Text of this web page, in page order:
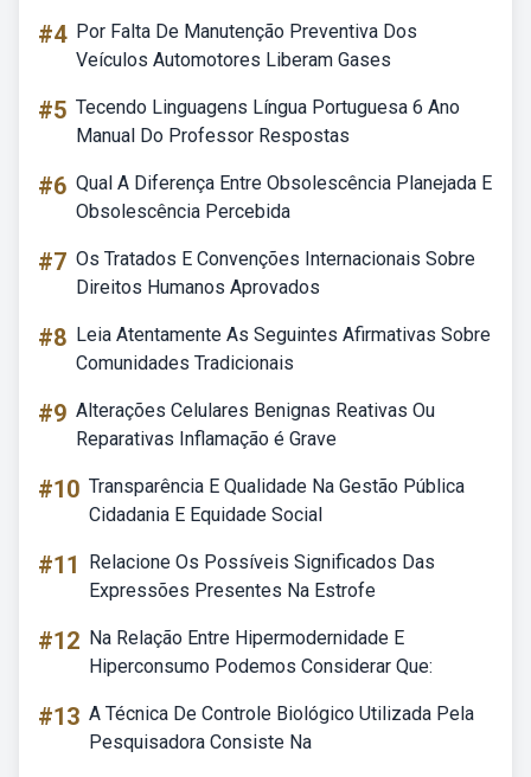
#4 Por Falta De Manutenção Preventiva Dos
Veículos Automotores Liberam Gases
#5 Tecendo Linguagens Língua Portuguesa 6 Ano
Manual Do Professor Respostas
#6 Qual A Diferença Entre Obsolescência Planejada E
Obsolescência Percebida
#7 Os Tratados E Convenções Internacionais Sobre
Direitos Humanos Aprovados
#8 Leia Atentamente As Seguintes Afirmativas Sobre
Comunidades Tradicionais
#9 Alterações Celulares Benignas Reativas Ou
Reparativas Inflamação é Grave
#10 Transparência E Qualidade Na Gestão Pública
Cidadania E Equidade Social
#11
Relacione Os Possíveis Significados Das
Expressões Presentes Na Estrofe
#12 Na Relação Entre Hipermodernidade E
Hiperconsumo Podemos Considerar Que:
#13 A Técnica De Controle Biológico Utilizada Pela
Pesquisadora Consiste Na